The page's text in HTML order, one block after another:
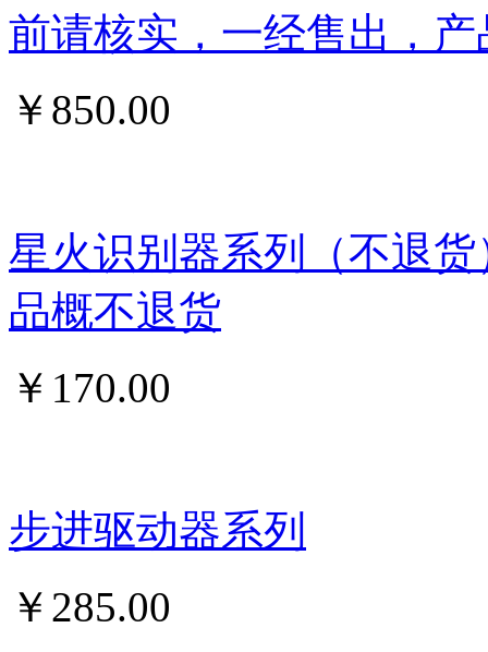
前请核实，一经售出，
￥ 850.00
星火识别器系列（不退
品概不退货
￥ 170.00
步进驱动器系列
￥ 285.00